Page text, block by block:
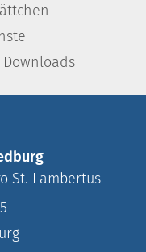
St. Lambertus